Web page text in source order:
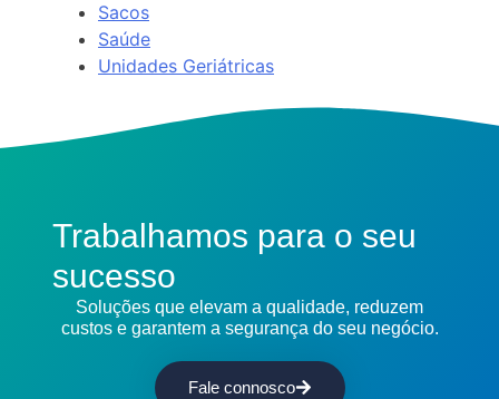
Sacos
Saúde
Unidades Geriátricas
Trabalhamos para o seu
sucesso
Soluções que elevam a qualidade, reduzem
custos e garantem a segurança do seu negócio.
Fale connosco